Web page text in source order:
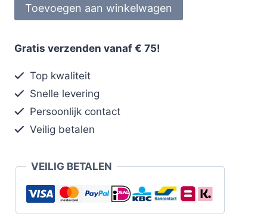
Toevoegen aan winkelwagen
Gratis verzenden vanaf € 75!
Top kwaliteit
Snelle levering
Persoonlijk contact
Veilig betalen
VEILIG BETALEN